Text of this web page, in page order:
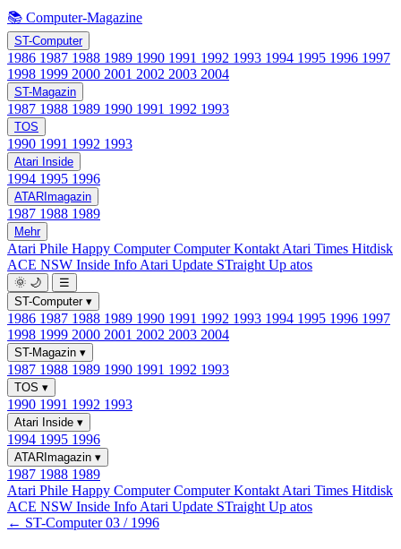
📚 Computer-Magazine
ST-Computer
1986 1987 1988 1989 1990 1991 1992 1993 1994 1995 1996 1997
1998 1999 2000 2001 2002 2003 2004
ST-Magazin
1987 1988 1989 1990 1991 1992 1993
TOS
1990 1991 1992 1993
Atari Inside
1994 1995 1996
ATARImagazin
1987 1988 1989
Mehr
Atari Phile Happy ComputerComputer Kontakt Atari Times Hitdisk
ACE NSW Inside Info Atari Update STraight Up atos
🌞 🌙
☰
ST-Computer ▾
1986 1987 1988 1989 1990 1991 1992 1993 1994 1995 1996 1997
1998 1999 2000 2001 2002 2003 2004
ST-Magazin ▾
1987 1988 1989 1990 1991 1992 1993
TOS ▾
1990 1991 1992 1993
Atari Inside ▾
1994 1995 1996
ATARImagazin ▾
1987 1988 1989
Atari Phile Happy ComputerComputer Kontakt Atari Times Hitdisk
ACE NSW Inside Info Atari Update STraight Up atos
← ST-Computer 03 / 1996